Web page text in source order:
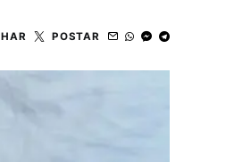
POSTAR